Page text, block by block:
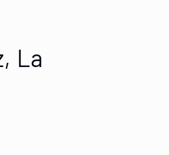
La